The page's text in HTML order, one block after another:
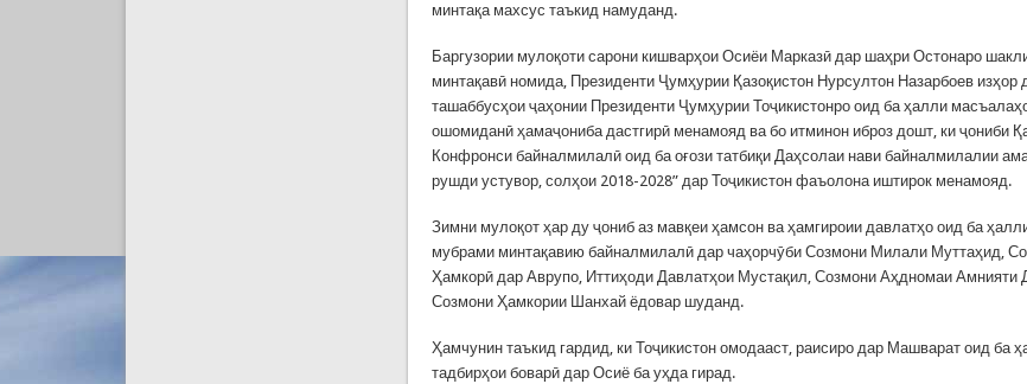
минтақа махсус таъкид намуданд.
Баргузории мулоқоти сарони кишварҳои Осиёи Марказӣ дар шаҳри Остонаро
минтақавӣ номида, Президенти Ҷумҳурии Қазоқистон Нурсултон Назарбоев изҳор
ташаббусҳои ҷаҳонии Президенти Ҷумҳурии Тоҷикистонро оид ба ҳалли
ошомиданӣ ҳамаҷониба дастгирӣ менамояд ва бо итминон иброз дошт, ки ҷониби
Конфронси байналмилалӣ оид ба оғози татбиқи Даҳсолаи нави байналмилалии
рушди устувор, солҳои 2018-2028” дар Тоҷикистон фаъолона иштирок менамояд.
Зимни мулоқот ҳар ду ҷониб аз мавқеи ҳамсон ва ҳамгироии давлатҳо оид ба
мубрами минтақавию байналмилалӣ дар чаҳорчӯби Созмони Милали Муттаҳид,
Ҳамкорӣ дар Аврупо, Иттиҳоди Давлатҳои Мустақил, Созмони Аҳдномаи Амнияти
Созмони Ҳамкории Шанхай ёдовар шуданд.
Ҳамчунин таъкид гардид, ки Тоҷикистон омодааст, раисиро дар Машварат оид ба
тадбирҳои боварӣ дар Осиё ба уҳда гирад.